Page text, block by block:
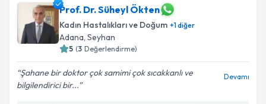
Prof. Dr. Süheyl Ökten
Kadın Hastalıkları ve Doğum +1diğer
Adana, Seyhan
5 (3 Değerlendirme)
Şahane bir doktor çok samimi çok sıcakkanlı ve
bilgilendirici bir...
Devamı